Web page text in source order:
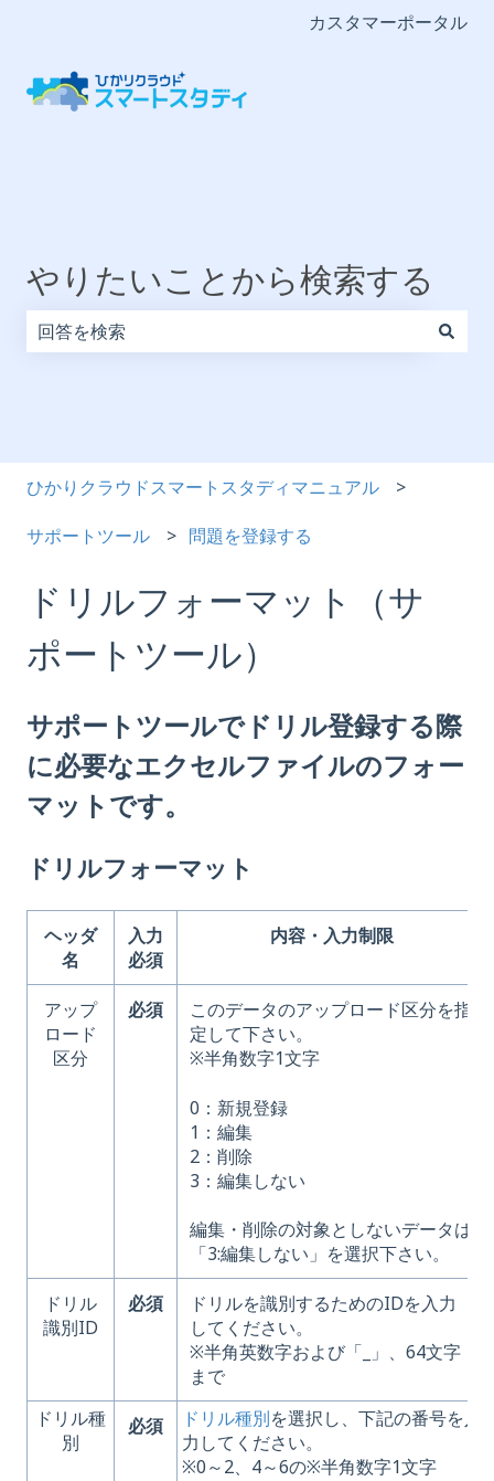
カスタマーポータル
やりたいことから検索する
ひかりクラウドスマートスタディマニュアル
サポートツール 問題を登録する
ドリルフォーマット（サ
ポートツール）
サポートツールでドリル登録する際
に必要なエクセルファイルのフォー
マットです。
ドリルフォーマット
ヘッダ
名
入力
必須
内容・入力制限
アップ
ロード
区分
必須
このデータのアップロード区分を指
定して下さい。
※半角数字1文字
0：新規登録
1：編集
2：削除
3：編集しない
編集・削除の対象としないデータは
「3:編集しない」を選択下さい。
ドリル
識別ID
必須
ドリルを識別するためのIDを入力
してください。
※半角英数字および「_」、64文字
まで
ドリル種
別
必須 ドリル種別を選択し、下記の番号を入
力してください。
※0～2、4～6の※半角数字1文字